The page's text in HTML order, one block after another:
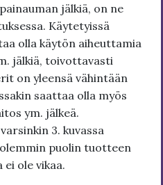
jälkiä, on ne
Käytetyissä
olla käytön aiheuttamia
jälkiä, toivottavasti
on yleensä vähintään
saattaa olla myös
ym. jälkeä.
3. kuvassa
puolin tuotteen
ole vikaa.